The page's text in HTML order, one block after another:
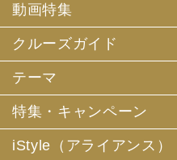
動画特集
クルーズガイド
テーマ
特集・キャンペーン
iStyle（アライアンス）